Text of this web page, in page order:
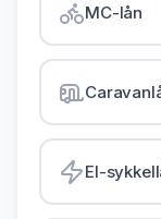
MC-lån
El-